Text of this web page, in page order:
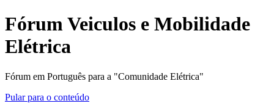
Fórum Veiculos e Mobilidade
Elétrica
Fórum em Português para a "Comunidade Elétrica"
Pular para o conteúdo